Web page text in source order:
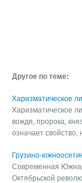
Другое по теме:
Харизматическое
Харизматическое
вождя, пророка,
означает
Грузино-
Современная Южная
Октябрьской